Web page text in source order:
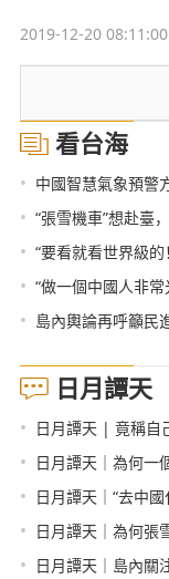
到祖國懷抱。澳門從
廣道路，祖國統一大
2019-12-20 08:11:00
看台海
• 中國智慧氣象預警
• “張雪機車”想赴臺
• “要看就看世界級
• “做一個中國人非
• 島內輿論再呼籲民
日月譚天
• 日月譚天 | 竟稱自
• 日月譚天｜為何一
• 日月譚天｜“去中
• 日月譚天｜為何張
• 日月譚天｜島內關